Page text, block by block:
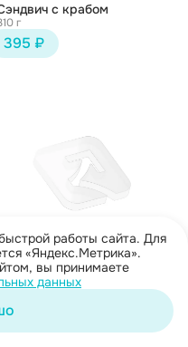
работы сайта. Для
«Яндекс.Метрика».
вы принимаете
данных
Профиль
с крабом
г
395 ₽
Хот
г
401 ₽